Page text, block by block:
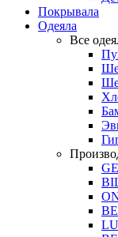
Покрывала
Одеяла
Все